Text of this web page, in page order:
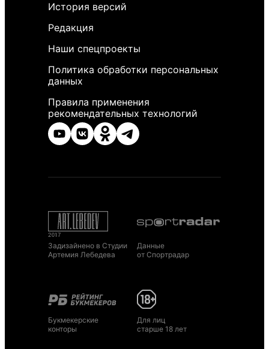
История версий
Редакция
Наши спецпроекты
Политика обработки персональных
данных
Правила применения
рекомендательных технологий
Задизайнено в Студии
Артемия Лебедева
Данные
от Спортрадар
Букмекерские
конторы
Для лиц
старше 18 лет